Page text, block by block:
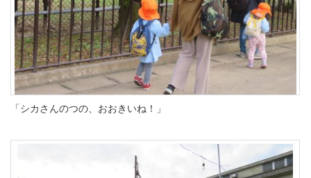
「シカさんのつの、おおきいね！」